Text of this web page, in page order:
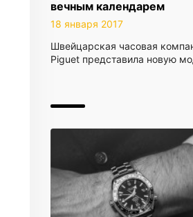
вечным календарем
18 января 2017
Швейцарская часовая
Piguet представила новую